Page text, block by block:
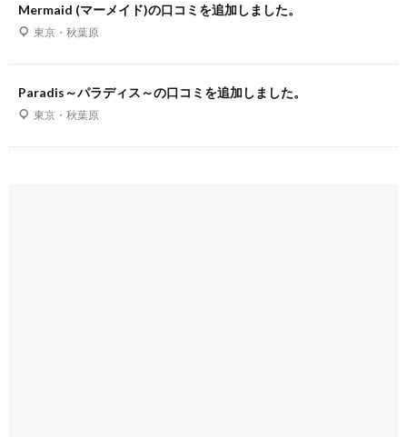
Mermaid (マーメイド)の口コミを追加しました。
東京・秋葉原
Paradis～パラディス～の口コミを追加しました。
東京・秋葉原